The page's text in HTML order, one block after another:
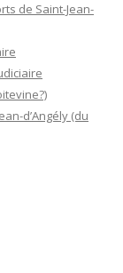
de Saint-Jean-
d’Angély (du